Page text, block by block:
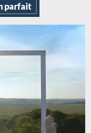
parfait